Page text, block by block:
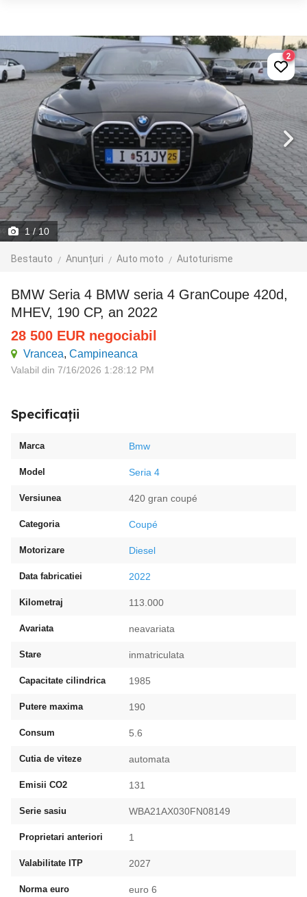
1 / 10
Bestauto Anunțuri Auto moto Autoturisme
2
BMW Seria 4 BMW seria 4 GranCoupe 420d,
MHEV, 190 CP, an 2022
28 500 EUR negociabil
Vrancea, Campineanca
Valabil din 7/16/2026 1:28:12 PM
Specificații
Marca Bmw
Model Seria 4
Versiunea 420 gran coupé
Categoria Coupé
Motorizare Diesel
Data fabricatiei 2022
Kilometraj 113.000
Avariata neavariata
Stare inmatriculata
Capacitate cilindrica 1985
Putere maxima 190
Consum 5.6
Cutia de viteze automata
Emisii CO2 131
Serie sasiu WBA21AX030FN08149
Proprietari anteriori 1
Valabilitate ITP 2027
Norma euro euro 6